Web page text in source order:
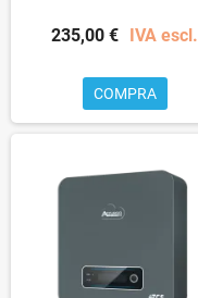
235,00 € IVA escl.
COMPRA